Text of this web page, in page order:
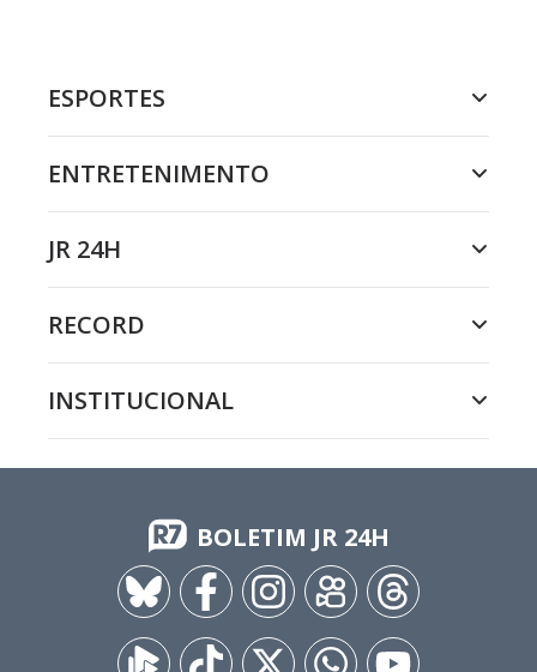
ESPORTES
ENTRETENIMENTO
JR 24H
RECORD
INSTITUCIONAL
BOLETIM JR 24H